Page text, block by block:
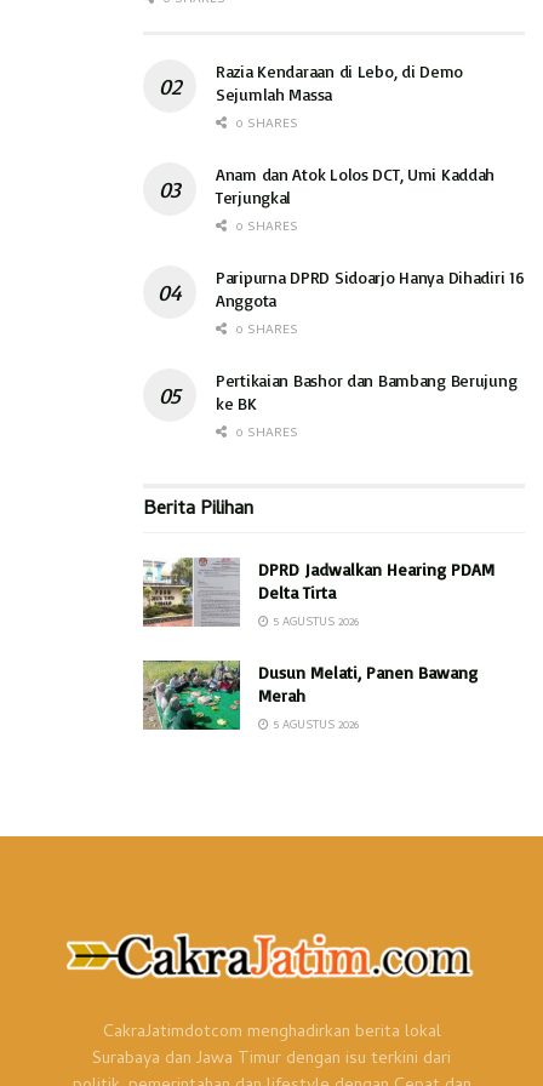
Razia Kendaraan di Lebo, di Demo
Sejumlah Massa
0 SHARES
Anam dan Atok Lolos DCT, Umi Kaddah
Terjungkal
0 SHARES
Paripurna DPRD Sidoarjo Hanya Dihadiri 16
Anggota
0 SHARES
Pertikaian Bashor dan Bambang Berujung
ke BK
0 SHARES
Berita Pilihan
DPRD Jadwalkan Hearing PDAM
Delta Tirta
5 AGUSTUS 2026
Dusun Melati, Panen Bawang
Merah
5 AGUSTUS 2026
CakraJatimdotcom menghadirkan berita lokal
Surabaya dan Jawa Timur dengan isu terkini dari